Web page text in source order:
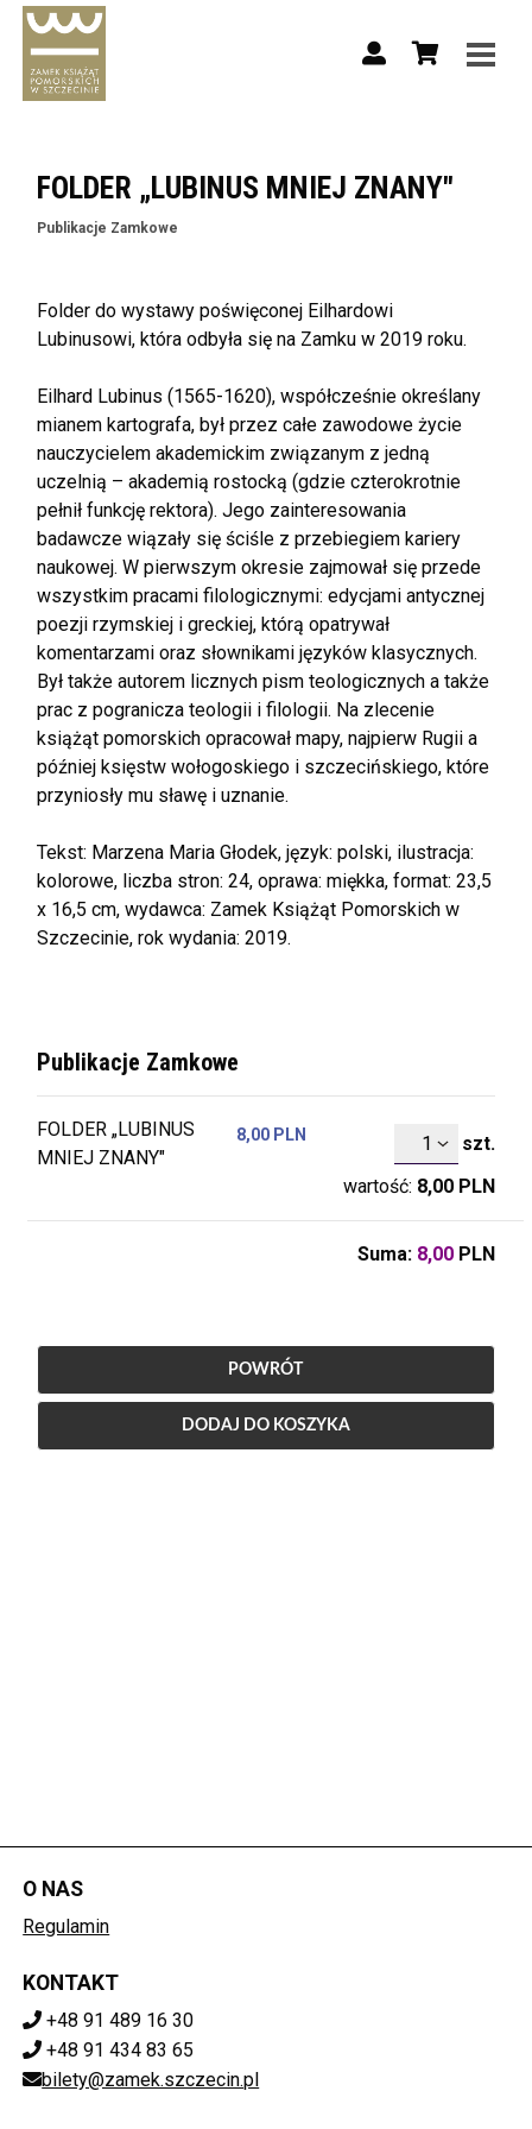
FOLDER „LUBINUS MNIEJ ZNANY"
Publikacje Zamkowe
Folder do wystawy poświęconej Eilhardowi
Lubinusowi, która odbyła się na Zamku w 2019 roku.
Eilhard Lubinus (1565-1620), współcześnie określany
mianem kartografa, był przez całe zawodowe życie
nauczycielem akademickim związanym z jedną
uczelnią – akademią rostocką (gdzie czterokrotnie
pełnił funkcję rektora). Jego zainteresowania
badawcze wiązały się ściśle z przebiegiem kariery
naukowej. W pierwszym okresie zajmował się przede
wszystkim pracami filologicznymi: edycjami antycznej
poezji rzymskiej i greckiej, którą opatrywał
komentarzami oraz słownikami języków klasycznych.
Był także autorem licznych pism teologicznych a także
prac z pogranicza teologii i filologii. Na zlecenie
książąt pomorskich opracował mapy, najpierw Rugii a
później księstw wołogoskiego i szczecińskiego, które
przyniosły mu sławę i uznanie.
Tekst: Marzena Maria Głodek, język: polski, ilustracja:
kolorowe, liczba stron: 24, oprawa: miękka, format: 23,5
x 16,5 cm, wydawca: Zamek Książąt Pomorskich w
Szczecinie, rok wydania: 2019.
Publikacje Zamkowe
FOLDER „LUBINUS
MNIEJ ZNANY"
8,00 PLN szt.
szt.
wartość: 8,00 PLN
Suma: 8,00PLN
POWRÓT
DODAJ DO KOSZYKA
O NAS
Regulamin
KONTAKT
+48 91 489 16 30
+48 91 434 83 65
bilety@zamek.szczecin.pl